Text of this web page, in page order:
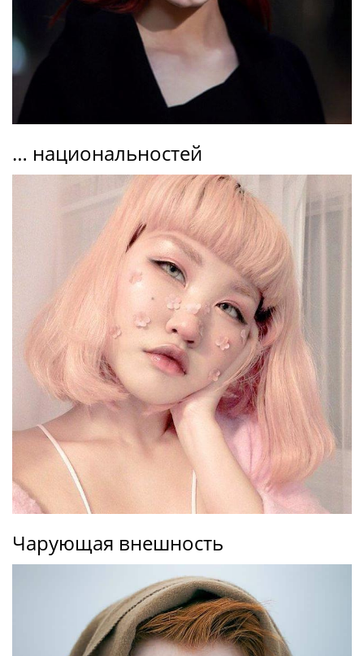
… национальностей
Чарующая внешность